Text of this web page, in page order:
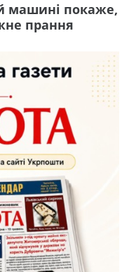
машині покаже,
прання